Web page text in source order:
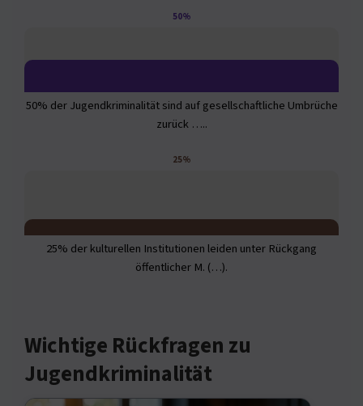
50%
50% der Jugendkriminalität sind auf gesellschaftliche Umbrüche
zurück …..
25%
25% der kulturellen Institutionen leiden unter Rückgang
öffentlicher M. (…).
Wichtige Rückfragen zu
Jugendkriminalität